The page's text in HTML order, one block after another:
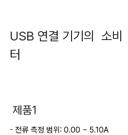
USB 연결 기기의 소비
터
제품1
- 전류 측정 범위: 0.00 ~ 5.10A